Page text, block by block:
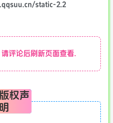
static-2.2
评论后刷新页面查看.
权声
明